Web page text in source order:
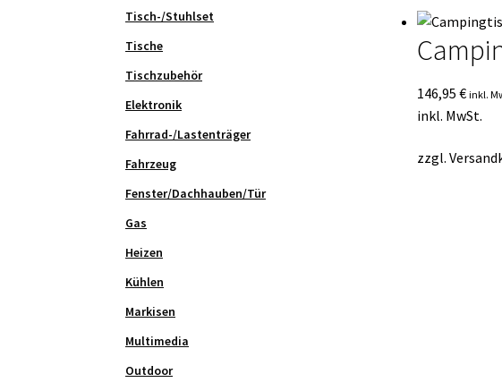
146,95 € inkl.
inkl. MwSt.
zzgl.
Tisch-/Stuhlset
Tische
Tischzubehör
Elektronik
Fahrrad-/Lastenträger
Fahrzeug
Fenster/Dachhauben/Tür
Gas
Heizen
Kühlen
Markisen
Multimedia
Outdoor